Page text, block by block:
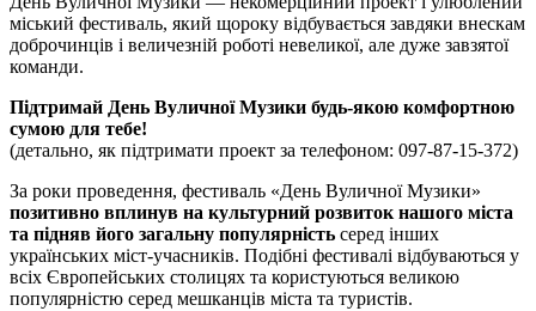
міський фестиваль, який щороку відбувається завдяки внескам
доброчинців і величезній роботі невеликої, але дуже завзятої
команди.
Підтримай День Вуличної Музики будь-якою комфортною
сумою для тебе!
(детально, як підтримати проект за телефоном: 097-87-15-372)
За роки проведення, фестиваль «День Вуличної Музики»
позитивно вплинув на культурний розвиток нашого міста
та підняв його загальну популярність серед інших
українських міст-учасників. Подібні фестивалі відбуваються у
всіх Європейських столицях та користуються великою
популярністю серед мешканців міста та туристів.